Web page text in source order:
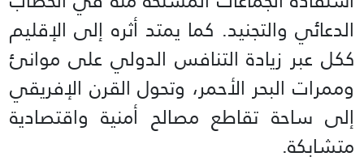
الدعائي والتجنيد. كما يمتد أثره إلى الإقليم
ككل عبر زيادة التنافس الدولي على موانئ
وممرات البحر الأحمر، وتحول القرن الإفريقي
إلى ساحة تقاطع مصالح أمنية واقتصادية
متشابكة.